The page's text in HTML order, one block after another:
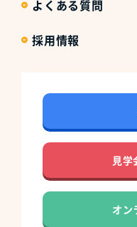
よくある質問
採用情報
見学
オン